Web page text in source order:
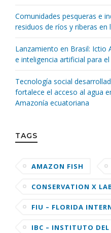
Comunidades pesqueras e
residuos de ríos y riberas
Lanzamiento en Brasil: Ictio
e inteligencia artificial para
Tecnología social
fortalece el acceso al agua
Amazonía ecuatoriana
TAGS
AMAZON FISH
CONSERVATION X
FIU – FLORIDA
IBC – INSTITUTO